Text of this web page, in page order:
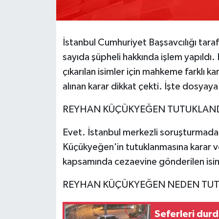
İstanbul Cumhuriyet Başsavcılığı
sayıda şüpheli hakkında işlem
çıkarılan isimler için mahkeme farklı
alınan karar dikkat çekti. İşte dosyaya
REYHAN KÜÇÜKYEĞEN
Evet. İstanbul merkezli soruşturmada
Küçükyeğen'in tutuklanmasına
kapsamında cezaevine gönderilen
REYHAN KÜÇÜKYEĞEN NEDEN
Seferleri
Tarihi Yapılarımız